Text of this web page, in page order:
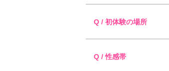
Q / 初体験の場所
Q / 性感帯